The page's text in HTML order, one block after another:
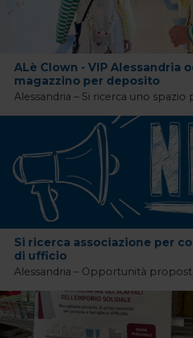
ALè Clown - VIP Alessandria
magazzino per deposito
Alessandria – Si ricerca uno
Si ricerca associazione per
di ufficio
Alessandria – Opportunità